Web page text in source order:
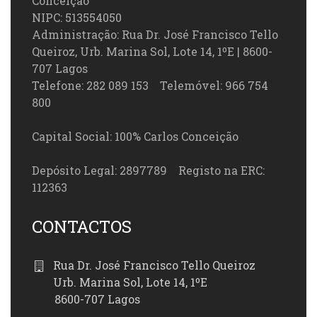
NIPC: 513554050
Administração: Rua Dr. José Francisco Tello
Queiroz, Urb. Marina Sol, Lote 14, 1ºE | 8600-
707 Lagos
Telefone: 282 089 153 Telemóvel: 966 754
800
Capital Social: 100% Carlos Conceição
Depósito Legal: 2897789 Registo na ERC:
112363
CONTACTOS
Rua Dr. José Francisco Tello Queiroz
Urb. Marina Sol, Lote 14, 1ºE
8600-707 Lagos